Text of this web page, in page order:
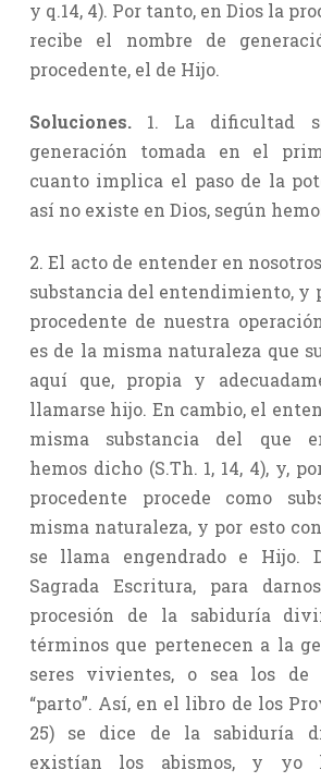
y q.14, 4). Por tanto, en Dios la
recibe el nombre de
procedente, el de Hijo.
Soluciones.1. La dificultad
generación tomada en el
cuanto implica el paso de la
así no existe en Dios, según
2. El acto de entender en
substancia del entendimiento, y
procedente de nuestra
es de la misma naturaleza que
aquí que, propia y
llamarse hijo. En cambio, el
misma substancia del que
hemos dicho (S.Th. 1, 14, 4), y,
procedente procede como
misma naturaleza, y por esto
se llama engendrado e Hijo.
Sagrada Escritura, para
procesión de la sabiduría
términos que pertenecen a la
seres vivientes, o sea los de
“parto”. Así, en el libro de los
25) se dice de la sabiduría
existían los abismos, y yo